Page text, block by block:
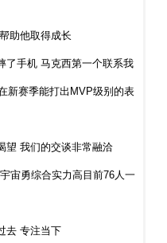
助他取得成长
了手机 马克西第一个联系我
新赛季能打出MVP级别的表
望 我们的交谈非常融洽
宙勇综合实力高目前76人一
去 专注当下